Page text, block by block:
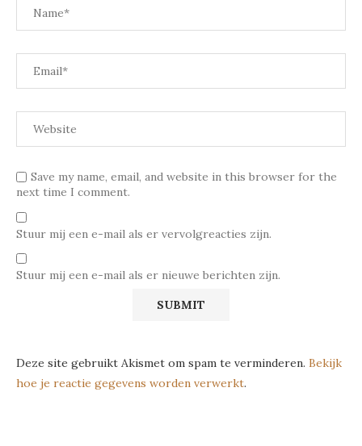
Save my name, email, and website in this browser for the
next time I comment.
Stuur mij een e-mail als er vervolgreacties zijn.
Stuur mij een e-mail als er nieuwe berichten zijn.
Deze site gebruikt Akismet om spam te verminderen. Bekijk
hoe je reactie gegevens worden verwerkt.